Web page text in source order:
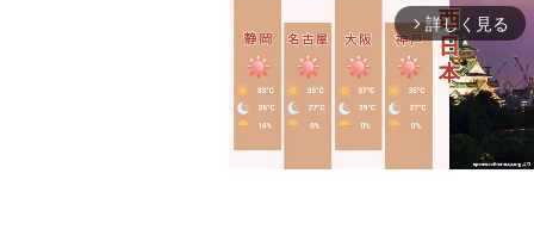
arrow_forward_ios 詳しく見る